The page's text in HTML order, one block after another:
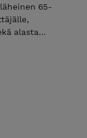
65-
alasta
10 vuotta
konkreettisia
ja painotaloihin.
henkiseen
käsikirja
opas